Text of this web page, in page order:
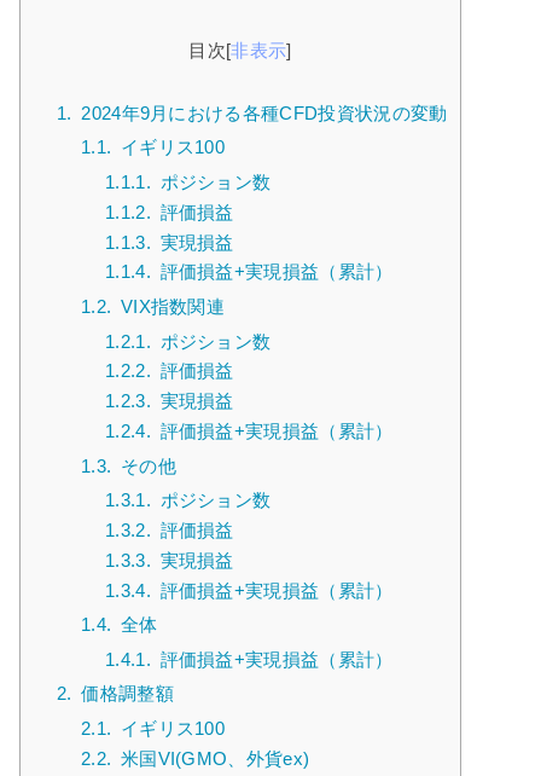
目次[非表示]
1. 2024年9月における各種CFD投資状況の変動
1.1. イギリス100
1.1.1. ポジション数
1.1.2. 評価損益
1.1.3. 実現損益
1.1.4. 評価損益+実現損益（累計）
1.2. VIX指数関連
1.2.1. ポジション数
1.2.2. 評価損益
1.2.3. 実現損益
1.2.4. 評価損益+実現損益（累計）
1.3. その他
1.3.1. ポジション数
1.3.2. 評価損益
1.3.3. 実現損益
1.3.4. 評価損益+実現損益（累計）
1.4. 全体
1.4.1. 評価損益+実現損益（累計）
2. 価格調整額
2.1. イギリス100
2.2. 米国VI(GMO、外貨ex)